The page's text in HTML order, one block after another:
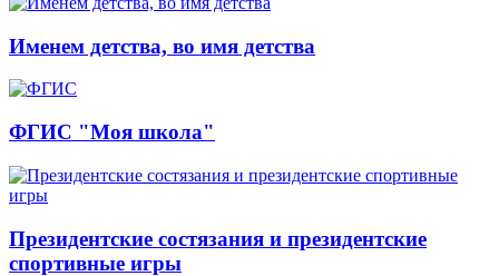
Именем детства, во имя детства
ФГИС "Моя школа"
Президентские состязания и президентские
спортивные игры